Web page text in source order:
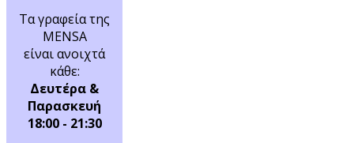
Τα γραφεία της
MENSA
είναι ανοιχτά
κάθε:
Δευτέρα &
Παρασκευή
18:00 - 21:30